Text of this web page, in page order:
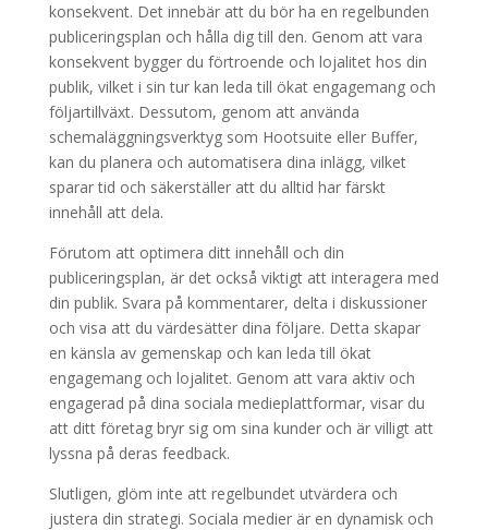
konsekvent. Det innebär att du bör ha en regelbunden
publiceringsplan och hålla dig till den. Genom att vara
konsekvent bygger du förtroende och lojalitet hos din
publik, vilket i sin tur kan leda till ökat engagemang och
följartillväxt. Dessutom, genom att använda
schemaläggningsverktyg som Hootsuite eller Buffer,
kan du planera och automatisera dina inlägg, vilket
sparar tid och säkerställer att du alltid har färskt
innehåll att dela.
Förutom att optimera ditt innehåll och din
publiceringsplan, är det också viktigt att interagera med
din publik. Svara på kommentarer, delta i diskussioner
och visa att du värdesätter dina följare. Detta skapar
en känsla av gemenskap och kan leda till ökat
engagemang och lojalitet. Genom att vara aktiv och
engagerad på dina sociala medieplattformar, visar du
att ditt företag bryr sig om sina kunder och är villigt att
lyssna på deras feedback.
Slutligen, glöm inte att regelbundet utvärdera och
justera din strategi. Sociala medier är en dynamisk och